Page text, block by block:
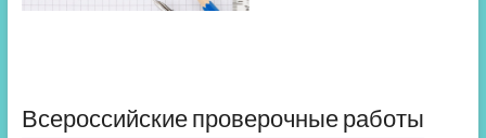
Всероссийские проверочные работы